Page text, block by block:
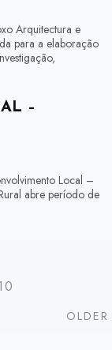
Arquitectura e
para a elaboração
–
Local –
abre período de
OLDER